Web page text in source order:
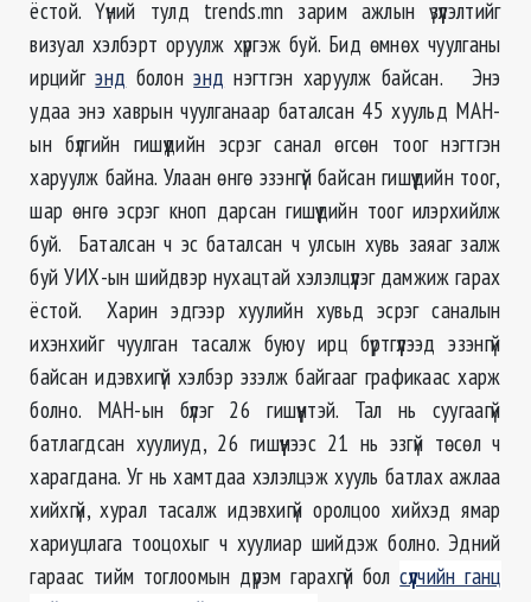
ёстой. Үүний тулд trends.mn зарим ажлын үзүүлэлтийг
визуал хэлбэрт оруулж хүргэж буй. Бид өмнөх чуулганы
ирцийгэнд болонэнд нэгтгэн харуулж байсан. Энэ
удаа энэ хаврын чуулганаар баталсан 45 хуульд МАН-
ын бүлгийн гишүүдийн эсрэг санал өгсөн тоог нэгтгэн
харуулж байна. Улаан өнгө эзэнгүй байсан гишүүдийн тоог,
шар өнгө эсрэг кноп дарсан гишүүдийн тоог илэрхийлж
буй. Баталсан ч эс баталсан ч улсын хувь заяаг залж
буй УИХ-ын шийдвэр нухацтай хэлэлцүүлэг дамжиж гарах
ёстой. Харин эдгээр хуулийн хувьд эсрэг саналын
ихэнхийг чуулган тасалж буюу ирц бүртгүүлээд эзэнгүй
байсан идэвхигүй хэлбэр эзэлж байгааг графикаас харж
болно. МАН-ын бүлэг 26 гишүүнтэй. Тал нь суугаагүй
батлагдсан хуулиуд, 26 гишүүнээс 21 нь эзгүй төсөл ч
харагдана. Уг нь хамтдаа хэлэлцэж хууль батлах ажлаа
хийхгүй, хурал тасалж идэвхигүй оролцоо хийхэд ямар
хариуцлага тооцохыг ч хуулиар шийдэж болно. Эдний
гараас тийм тоглоомын дүрэм гарахгүй болсүүлчийн ганц